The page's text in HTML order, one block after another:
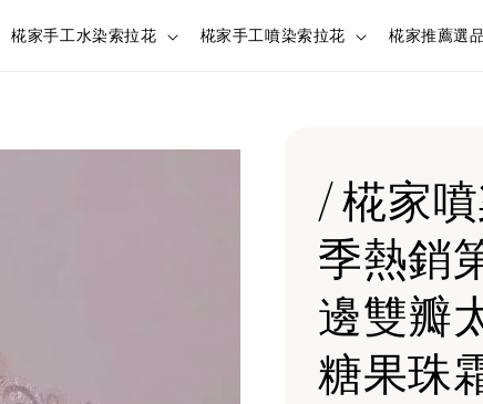
椛家手工水染索拉花 椛家手工噴染索拉花 椛家推薦選品
/ 椛家
季熱銷
邊雙瓣
糖果珠